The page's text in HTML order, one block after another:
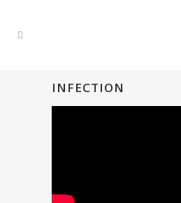
INFECTION